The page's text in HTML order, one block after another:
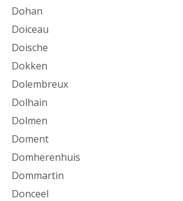
Dohan
Doiceau
Doische
Dokken
Dolembreux
Dolhain
Dolmen
Doment
Domherenhuis
Dommartin
Donceel